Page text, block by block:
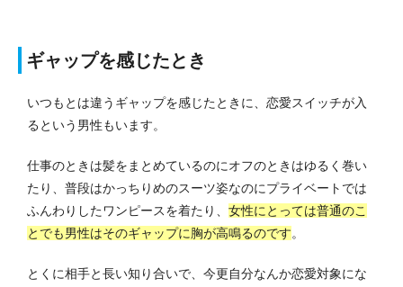
ギャップを感じたとき
いつもとは違うギャップを感じたときに、恋愛スイッチが入
るという男性もいます。
仕事のときは髪をまとめているのにオフのときはゆるく巻い
たり、普段はかっちりめのスーツ姿なのにプライベートでは
ふんわりしたワンピースを着たり、 女性にとっては普通のこ
とでも男性はそのギャップに胸が高鳴るのです。
とくに相手と長い知り合いで、今更自分なんか恋愛対象にな